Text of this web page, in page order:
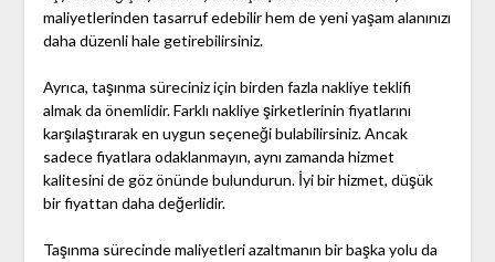
maliyetlerinden tasarruf edebilir hem de yeni yaşam alanınızı
daha düzenli hale getirebilirsiniz.
Ayrıca, taşınma süreciniz için birden fazla nakliye teklifi
almak da önemlidir. Farklı nakliye şirketlerinin fiyatlarını
karşılaştırarak en uygun seçeneği bulabilirsiniz. Ancak
sadece fiyatlara odaklanmayın, aynı zamanda hizmet
kalitesini de göz önünde bulundurun. İyi bir hizmet, düşük
bir fiyattan daha değerlidir.
Taşınma sürecinde maliyetleri azaltmanın bir başka yolu da